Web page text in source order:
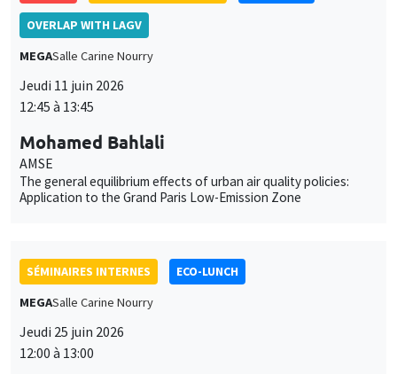
OVERLAP WITH LAGV
MEGASalle Carine Nourry
Jeudi 11 juin 2026
12:45 à 13:45
Mohamed Bahlali
AMSE
The general equilibrium effects of urban air quality policies:
Application to the Grand Paris Low-Emission Zone
SÉMINAIRES INTERNES
ECO-LUNCH
MEGASalle Carine Nourry
Jeudi 25 juin 2026
12:00 à 13:00